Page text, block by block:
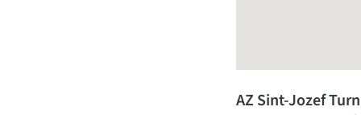
AZ Sint-Jozef